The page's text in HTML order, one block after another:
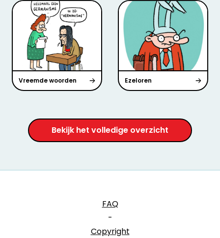
Vreemde woorden Ezeloren
Bekijk het volledige overzicht
FAQ
-
Copyright